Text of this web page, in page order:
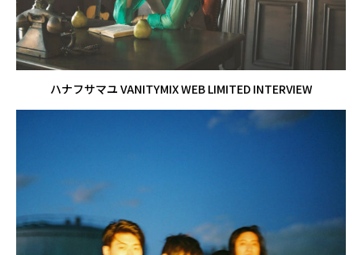
ハナフサマユ VANITYMIX WEB LIMITED INTERVIEW